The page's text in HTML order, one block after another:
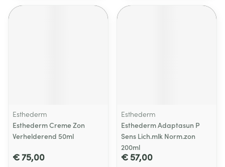
Esthederm
Esthederm Creme Zon
Verhelderend 50ml
€ 75,00
Esthederm
Esthederm Adaptasun P
Sens Lich.mlk Norm.zon
200ml
€ 57,00